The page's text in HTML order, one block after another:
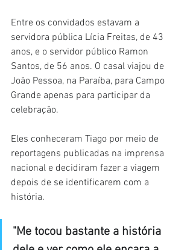
Entre os convidados estavam a
servidora pública Lícia Freitas, de 43
anos, e o servidor público Ramon
Santos, de 56 anos. O casal viajou de
João Pessoa, na Paraíba, para Campo
Grande apenas para participar da
celebração.
Eles conheceram Tiago por meio de
reportagens publicadas na imprensa
nacional e decidiram fazer a viagem
depois de se identificarem com a
história.
"Me tocou bastante a história